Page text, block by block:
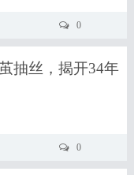
0
抽丝，揭开34年
0